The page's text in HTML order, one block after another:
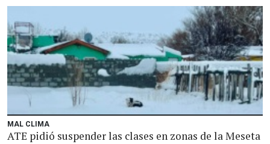
MAL CLIMA
ATE pidió suspender las clases en zonas de la Meseta